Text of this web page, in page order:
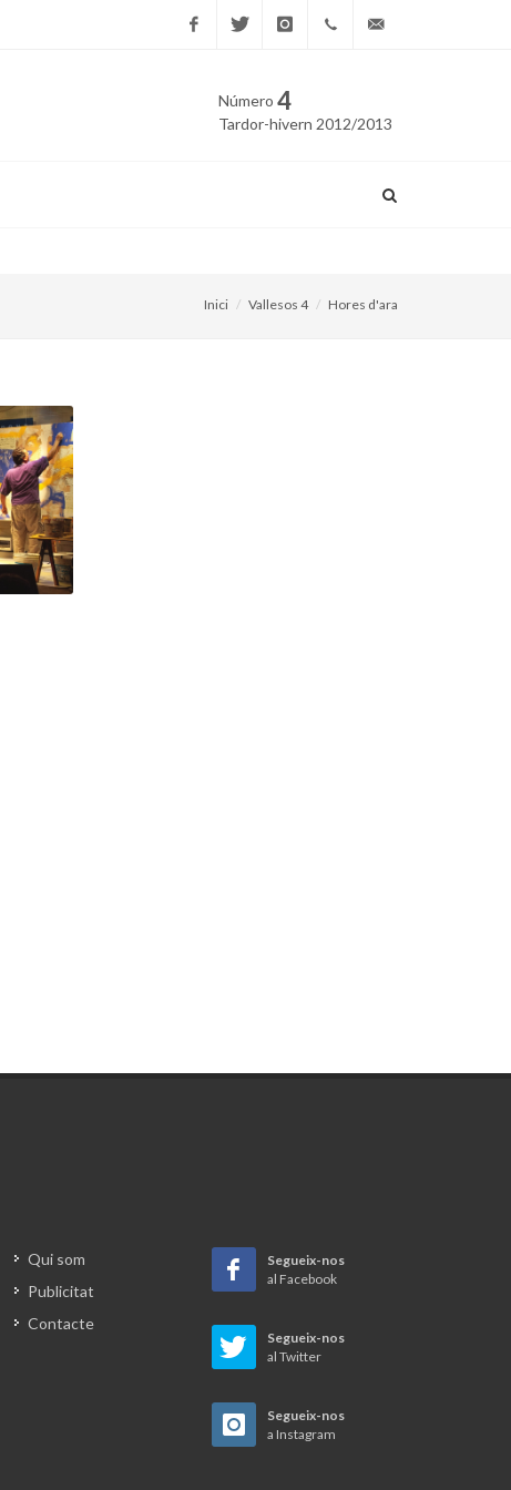
40 40
Número 4
Tardor-hivern 2012/2013
Inici Vallesos 4 Hores d'ara
Qui som
Publicitat
Contacte
Segueix-nos
al Facebook
Segueix-nos
al Twitter
Segueix-nos
a Instagram